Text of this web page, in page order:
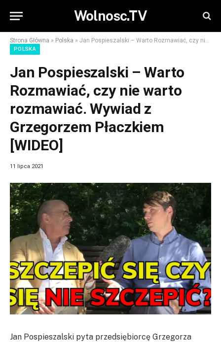
Wolnosc.TV
Strona Główna » Polska » Jan Pospieszalski – Warto Rozmawiać, czy nie warto rozmawiać. Wywiad z Grzegorzem Płaczkiem [WIDEO]
POLSKA
Jan Pospieszalski – Warto
Rozmawiać, czy nie warto
rozmawiać. Wywiad z
Grzegorzem Płaczkiem
[WIDEO]
11 lipca 2021
Jan Pospieszalski pyta przedsiębiorcę Grzegorza